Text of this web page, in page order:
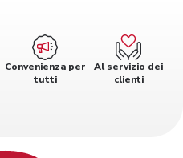
Convenienza per
tutti
Al servizio dei
clienti